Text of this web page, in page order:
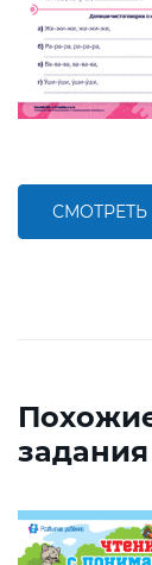
задания